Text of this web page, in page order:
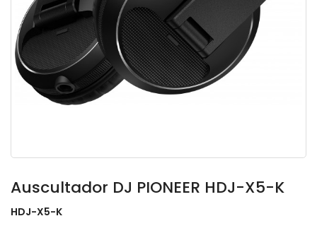
Auscultador DJ PIONEER HDJ-X5-K
HDJ-X5-K